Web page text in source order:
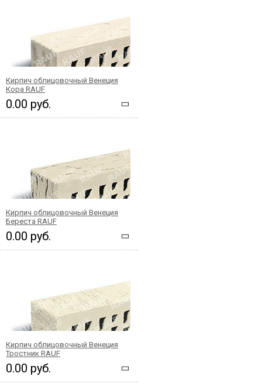
Кирпич облицовочный Венеция
Кора RAUF
0.00 руб.
Кирпич облицовочный Венеция
Береста RAUF
0.00 руб.
Кирпич облицовочный Венеция
Тростник RAUF
0.00 руб.